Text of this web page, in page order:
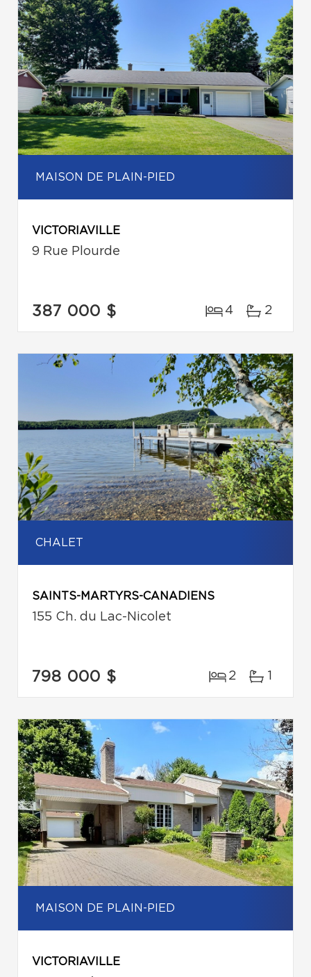
MAISON DE PLAIN-PIED
VICTORIAVILLE
9 Rue Plourde
387 000 $ 4 2
CHALET
SAINTS-MARTYRS-CANADIENS
155 Ch. du Lac-Nicolet
798 000 $ 2 1
MAISON DE PLAIN-PIED
VICTORIAVILLE